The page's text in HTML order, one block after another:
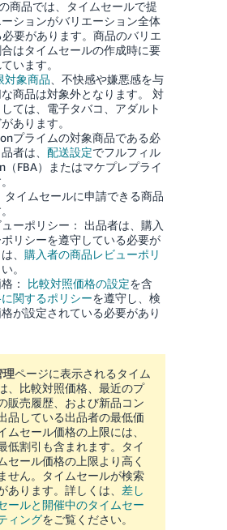
商品では、タイムセールで提
ションがバリエーション全体
要があります。商品のバリエ
はタイムセールの作成時に要
います。
対象商品 、不快感や嫌悪感を与
商品は対象外となります。 対
ては、電子タバコ、アダルト
あります。
プライムの対象商品である必
者は、 配送設定でフルフィル
（FBA）またはマケプレプライ
タイムセールに申請できる商品
ーポリシー： 出品者は、購入
リシーを遵守している必要が
、 購入者の商品レビューポリ
。
： 比較対照価格の設定を含
関するポリシーを遵守し、検
が設定されている必要があり
理ページに表示されるタイム
、比較対照価格、最近のプ
販売履歴、および新品コン
品している出品者の最低価
ムセール価格の上限には、
低割引も含まれます。タイ
セール価格の上限より高く
せん。タイムセールが検索
ります。詳しくは、 差し
ールと開催中のタイムセー
ィングをご覧ください。